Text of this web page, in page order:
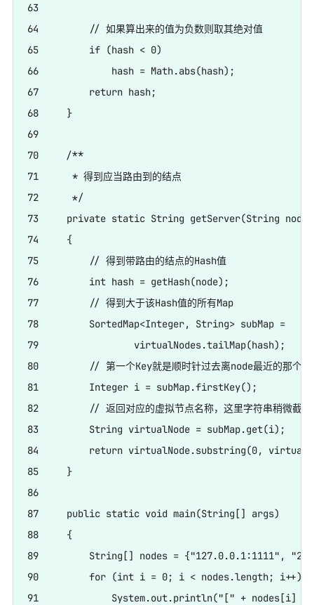
63
64         // 如果算出来的值为负数则取其绝对值
65         if (hash < 0)
66             hash = Math.abs(hash);
67         return hash;
68     }
69
70     /**
71      * 得到应当路由到的结点
72      */
73     private static String getServer(String node)
74     {
75         // 得到带路由的结点的Hash值
76         int hash = getHash(node);
77         // 得到大于该Hash值的所有Map
78         SortedMap<Integer, String> subMap =
79                 virtualNodes.tailMap(hash);
80         // 第一个Key就是顺时针过去离node最近的那个结
81         Integer i = subMap.firstKey();
82         // 返回对应的虚拟节点名称，这里字符串稍微截取
83         String virtualNode = subMap.get(i);
84         return virtualNode.substring(0,
85     }
86
87     public static void main(String[] args)
88     {
89         String[] nodes = {"127.0.0.1:1111",
90         for (int i = 0; i < nodes.length; i++)
91             System.out.println("[" + nodes[i] +